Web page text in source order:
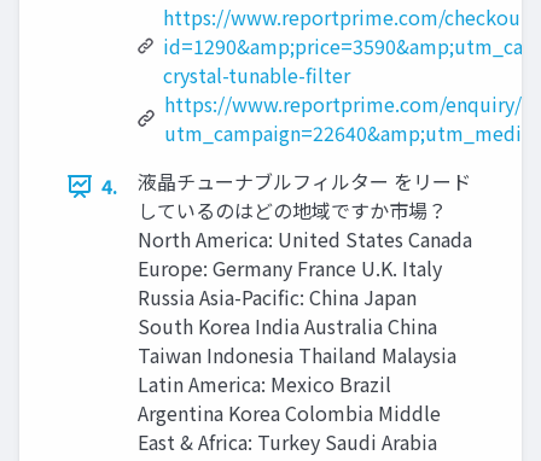
https://www.reportprime.com/checkout?
crystal-tunable-filter
https://www.reportprime.com/enquiry/
4.
液晶チューナブルフィルター をリード
しているのはどの地域ですか市場？
North America: United States Canada
Europe: Germany France U.K. Italy
Russia Asia-Pacific: China Japan
South Korea India Australia China
Taiwan Indonesia Thailand Malaysia
Latin America: Mexico Brazil
Argentina Korea Colombia Middle
East & Africa: Turkey Saudi Arabia